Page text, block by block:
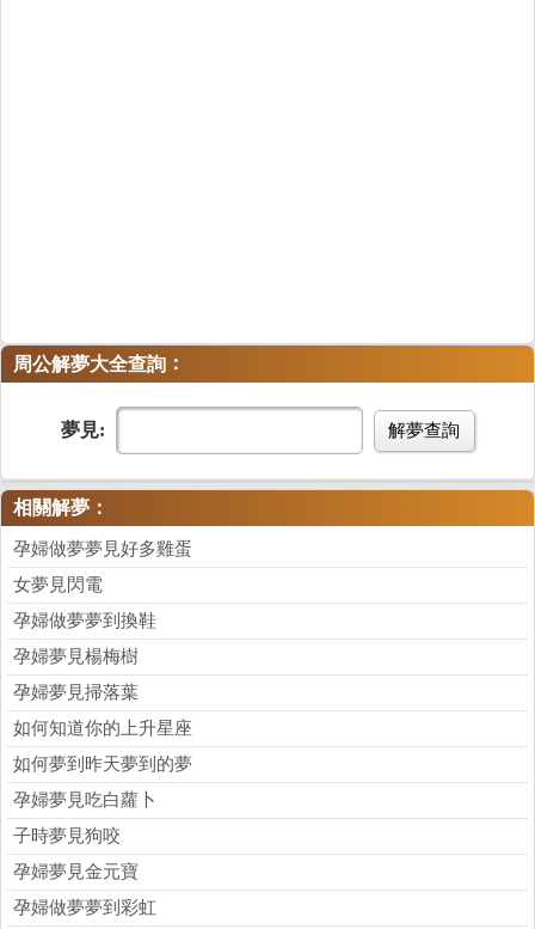
周公解夢大全查詢 ：
夢見: 解夢查詢
相關解夢：
孕婦做夢夢見好多雞蛋
女夢見閃電
孕婦做夢夢到換鞋
孕婦夢見楊梅樹
孕婦夢見掃落葉
如何知道你的上升星座
如何夢到昨天夢到的夢
孕婦夢見吃白蘿卜
子時夢見狗咬
孕婦夢見金元寶
孕婦做夢夢到彩虹